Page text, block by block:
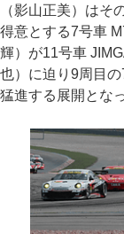
（影山正美）はそ
得意とする7号車
輝）が11号車
也）に迫り9周目
猛進する展開とな